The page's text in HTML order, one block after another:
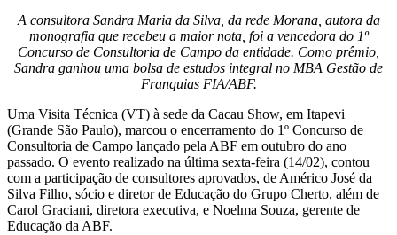
A consultora Sandra Maria da Silva, da rede Morana, autora da
monografia que recebeu a maior nota, foi a vencedora do 1º
Concurso de Consultoria de Campo da entidade. Como prêmio,
Sandra ganhou uma bolsa de estudos integral no MBA Gestão de
Franquias FIA/ABF.
Uma Visita Técnica (VT) à sede da Cacau Show, em Itapevi
(Grande São Paulo), marcou o encerramento do 1º Concurso de
Consultoria de Campo lançado pela ABF em outubro do ano
passado. O evento realizado na última sexta-feira (14/02), contou
com a participação de consultores aprovados, de Américo José da
Silva Filho, sócio e diretor de Educação do Grupo Cherto, além de
Carol Graciani, diretora executiva, e Noelma Souza, gerente de
Educação da ABF.